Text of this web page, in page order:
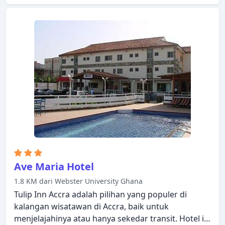
Ave Maria Hotel
1.8 KM dari Webster University Ghana
Tulip Inn Accra adalah pilihan yang populer di
kalangan wisatawan di Accra, baik untuk
menjelajahinya atau hanya sekedar transit. Hotel ini